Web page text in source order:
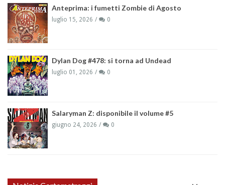
Anteprima: i fumetti Zombie di Agosto
luglio 15, 2026 0
Dylan Dog #478: si torna ad Undead
luglio 01, 2026 0
Salaryman Z: disponibile il volume #5
giugno 24, 2026 0